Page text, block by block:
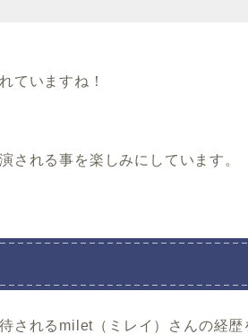
ていますね！
される事を楽しみにしています。
されるmilet（ミレイ）さんの経歴